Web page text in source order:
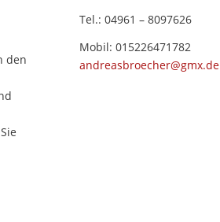
den
Tel.: 04961 – 8097626
Mobil: 015226471782
andreasbroecher@gmx.de